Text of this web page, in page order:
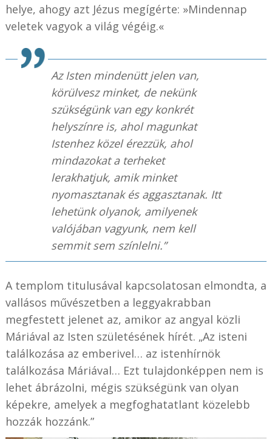
helye, ahogy azt Jézus megígérte: »Mindennap
veletek vagyok a világ végéig.«
Az Isten mindenütt jelen van,
körülvesz minket, de nekünk
szükségünk van egy konkrét
helyszínre is, ahol magunkat
Istenhez közel érezzük, ahol
mindazokat a terheket
lerakhatjuk, amik minket
nyomasztanak és aggasztanak. Itt
lehetünk olyanok, amilyenek
valójában vagyunk, nem kell
semmit sem színlelni.”
A templom titulusával kapcsolatosan elmondta, a
vallásos művészetben a leggyakrabban
megfestett jelenet az, amikor az angyal közli
Máriával az Isten születésének hírét. „Az isteni
találkozása az emberivel… az istenhírnök
találkozása Máriával… Ezt tulajdonképpen nem is
lehet ábrázolni, mégis szükségünk van olyan
képekre, amelyek a megfoghatatlant közelebb
hozzák hozzánk.”